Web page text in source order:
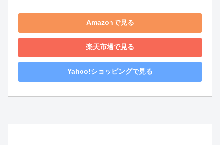
Amazonで見る
楽天市場で見る
Yahoo!ショッピングで見る